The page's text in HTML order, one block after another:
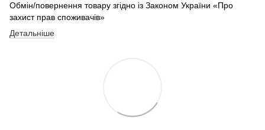
Обмін/повернення товару згідно із Законом України «Про
захист прав споживачів»
Детальніше